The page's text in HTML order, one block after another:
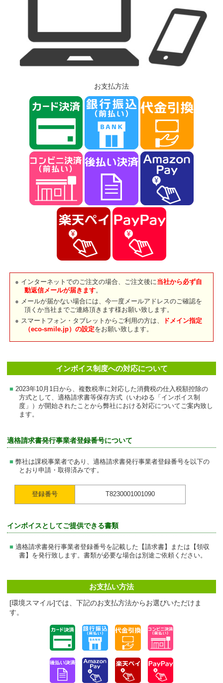
お支払方法
インターネットでのご注文の場合、ご注文後に当社から必ず自
動返信メールが届きます。
メールが届かない場合には、今一度メールアドレスのご確認を
頂くか当社までご連絡頂きます様お願い致します。
スマートフォン・タブレットからご利用の方は、
ドメイン指定
（eco-smile.jp）の設定をお願い致します。
インボイス制度への対応について
2023年10月1日から、複数税率に対応した消費税の仕入税額控除の
方式として、適格請求書等保存方式（いわゆる「インボイス制
度」）が開始されたことから弊社における対応についてご案内致し
ます。
適格請求書発行事業者登録番号について
弊社は課税事業者であり、適格請求書発行事業者登録番号を以下の
とおり申請・取得済みです。
登録番号 T8230001001090
インボイスとしてご提供できる書類
適格請求書発行事業者登録番号を記載した【請求書】または【領収
書】を発行致します。書類が必要な場合は別途ご依頼ください。
お支払い方法
[環境スマイル]では、下記のお支払方法からお選びいただけま
す。